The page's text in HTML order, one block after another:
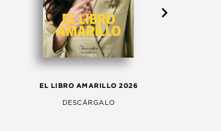
EL LIBRO AMARILLO 2026
DESCÁRGALO